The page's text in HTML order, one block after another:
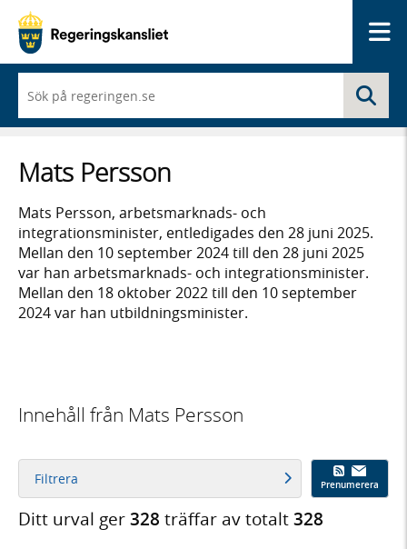
du
börjar
skriva
framträder
en
med
sökförslag
Mats Persson
Mats Persson, arbetsmarknads- och
integrationsminister, entledigades den 28 juni 2025.
Mellan den 10 september 2024 till den 28 juni 2025
var han arbetsmarknads- och integrationsminister.
Mellan den 18 oktober 2022 till den 10 september
2024 var han utbildningsminister.
Innehåll från Mats Persson
Filtrera Prenumerera
Ditt urval ger328 träffar av totalt328